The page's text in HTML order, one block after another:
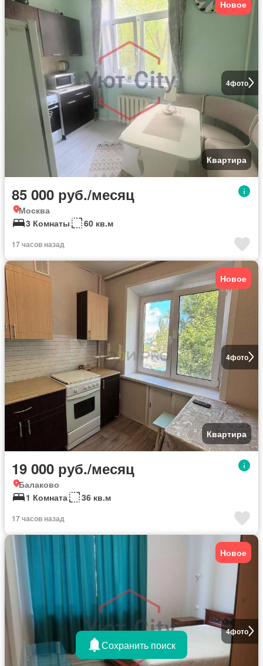
4фото
Новое
Квартира
85 000 руб./месяц
Москва
3 Комнаты
60 кв.м
17 часов назад
4фото
Новое
Квартира
19 000 руб./месяц
Балаково
1 Комната
36 кв.м
17 часов назад
4фото
Новое
Сохранить поиск